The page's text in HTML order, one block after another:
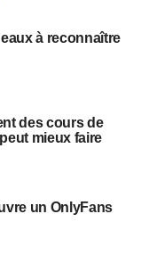
à reconnaître
des cours de
mieux faire
un OnlyFans